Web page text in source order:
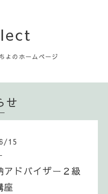
よのホームページ
せ
/15
アドバイザー２級
座